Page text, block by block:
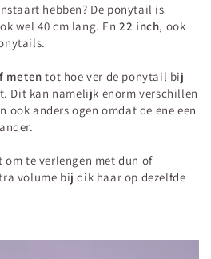
hebben? De ponytail is
wel 40 cm lang. En22 inch, ook
meten tot hoe ver de ponytail bij
Dit kan namelijk enorm verschillen
ook anders ogen omdat de ene een
te verlengen met dun of
volume bij dik haar op dezelfde